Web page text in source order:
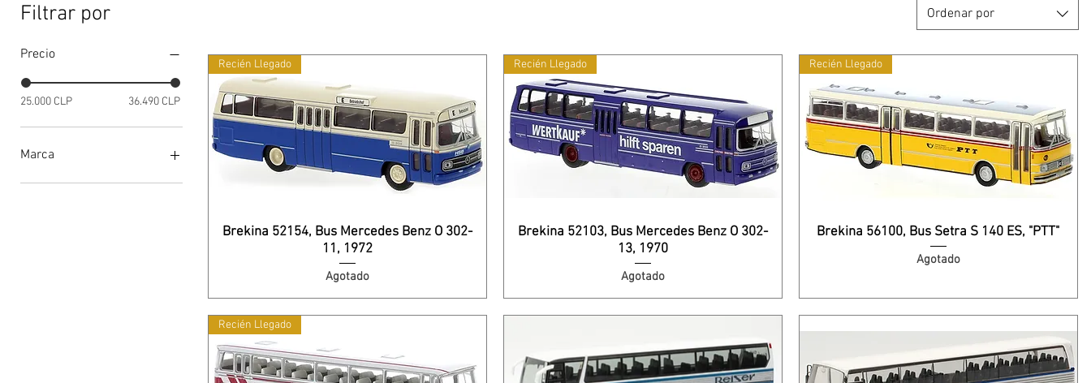
Filtrar por
Precio
25.000 CLP 36.490 CLP
Marca
Brekina
Ordenar por
Recién Llegado
Brekina 52154, Bus Mercedes Benz O 302-
11, 1972
Agotado
Recién Llegado
Brekina 52103, Bus Mercedes Benz O 302-
13, 1970
Agotado
Recién Llegado
Brekina 56100, Bus Setra S 140 ES, "PTT"
Agotado
Recién Llegado